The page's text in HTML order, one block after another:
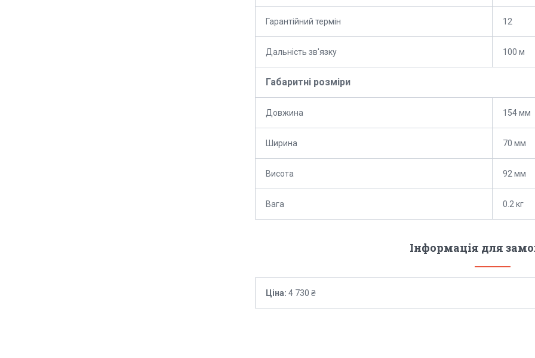
Гарантійний термін 12
Дальність зв'язку 100 м
Габаритні розміри
Довжина 154 мм
Ширина 70 мм
Висота 92 мм
Вага 0.2 кг
Інформація для
Ціна: 4 730 ₴